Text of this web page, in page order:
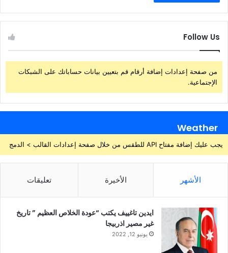
Follow Us
من صفحة إعدادات إضافة أرقام قم بتعيين بيانات حساباتك على الشبكات
الإجتماعية.
Weather
يجب عليك إضافة مفتاح API للطقس من خلال صفحة إعدادات القالب > الدمج
الأشهر الأخيرة تعليقات
ايدين تاغييف يكتب “عودة الخلاص العظيم ” تاريخ
غير مصير اذربيجا
يونيو 12, 2022